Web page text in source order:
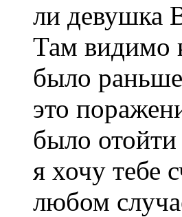
ли девушка
Там видимо
было
это
было отойти
я хочу тебе
любом